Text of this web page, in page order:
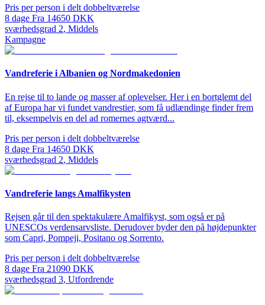
Pris per person i delt dobbeltværelse
8 dage Fra 14650 DKK
sværhedsgrad 2, Middels
Kampagne
Vandreferie i Albanien og Nordmakedonien
En rejse til to lande og masser af oplevelser. Her i en bortglemt del
af Europa har vi fundet vandrestier, som få udlændinge finder frem
til, eksempelvis en del ad romernes agtværd...
Pris per person i delt dobbeltværelse
8 dage Fra 14650 DKK
sværhedsgrad 2, Middels
Vandreferie langs Amalfikysten
Rejsen går til den spektakulære Amalfikyst, som også er på
UNESCOs verdensarvsliste. Derudover byder den på højdepunkter
som Capri, Pompeji, Positano og Sorrento.
Pris per person i delt dobbeltværelse
8 dage Fra 21090 DKK
sværhedsgrad 3, Utfordrende